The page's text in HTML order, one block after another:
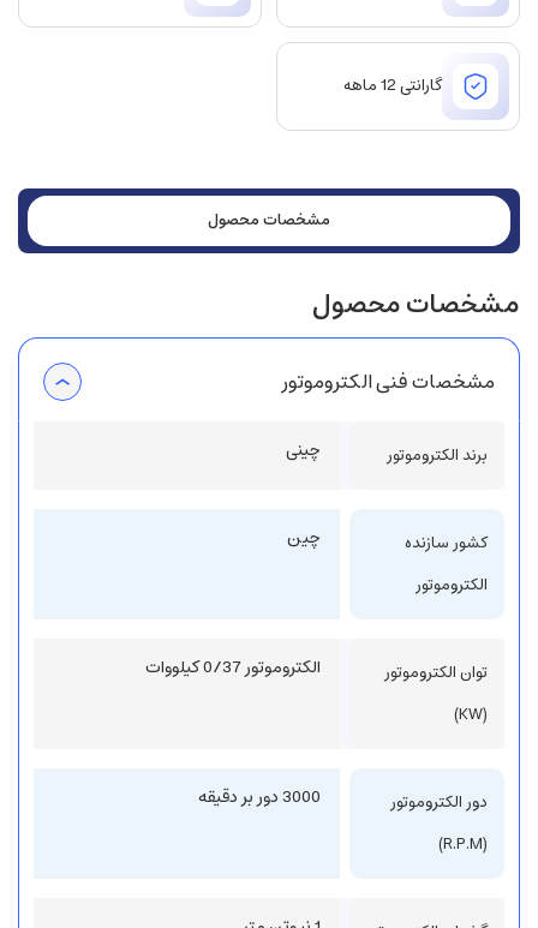
گارانتی 12 ماهه
مشخصات محصول
مشخصات محصول
مشخصات فنی الکتروموتور
برند الکتروموتور چینی
کشور سازنده
الکتروموتور
چین
توان الکتروموتور
(KW)
الکتروموتور 0/37 کیلووات
دور الکتروموتور
(R.P.M)
3000 دور بر دقیقه